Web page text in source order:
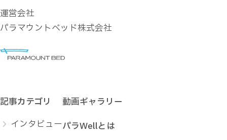
運営会社
パラマウントベッド株式会社
記事カテゴリ
インタビュー
動画ギャラリー
パラWellとは